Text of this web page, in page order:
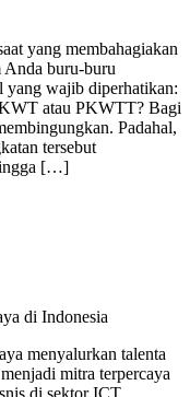
yang membahagiakan
Anda buru-buru
yang wajib diperhatikan:
atau PKWTT? Bagi
Padahal,
tersebut
[…]
di Indonesia
menyalurkan talenta
mitra terpercaya
di sektor ICT